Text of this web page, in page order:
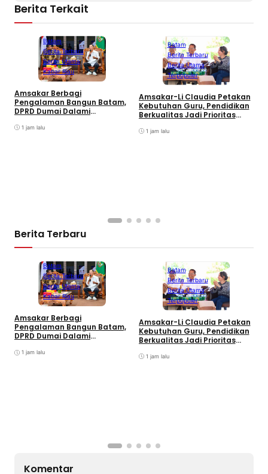
Berita Terkait
Batam
Berita Terbaru
Berita Utama
Kabar Riau
Amsakar Berbagi
Pengalaman Bangun Batam,
DPRD Dumai Dalami
1 jam lalu
Batam
Berita Terbaru
Berita Utama
Terpopuler
Amsakar-Li Claudia Petakan
Kebutuhan Guru, Pendidikan
Berkualitas Jadi Prioritas
1 jam lalu
Berita Terbaru
Batam
Berita Terbaru
Berita Utama
Kabar Riau
Amsakar Berbagi
Pengalaman Bangun Batam,
DPRD Dumai Dalami
1 jam lalu
Batam
Berita Terbaru
Berita Utama
Terpopuler
Amsakar-Li Claudia Petakan
Kebutuhan Guru, Pendidikan
Berkualitas Jadi Prioritas
1 jam lalu
Komentar